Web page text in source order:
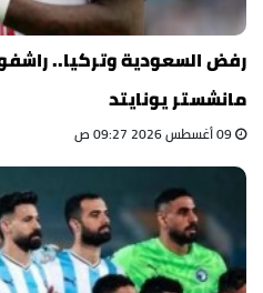
رفض السعودية وتركيا..
مانشستر يونايتد